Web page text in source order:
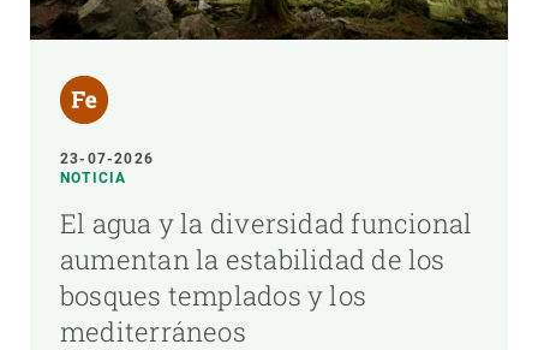
23-07-2026
NOTICIA
El agua y la diversidad funcional
aumentan la estabilidad de los
bosques templados y los
mediterráneos